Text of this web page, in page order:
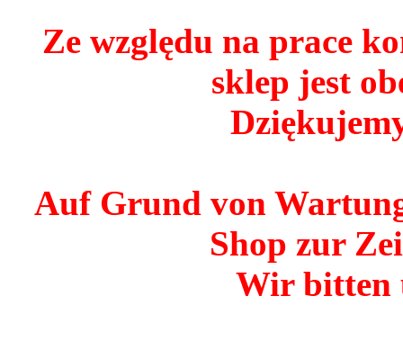
Ze względu na prace
sklep jest
Auf Grund von
Shop zur
Wir bitten